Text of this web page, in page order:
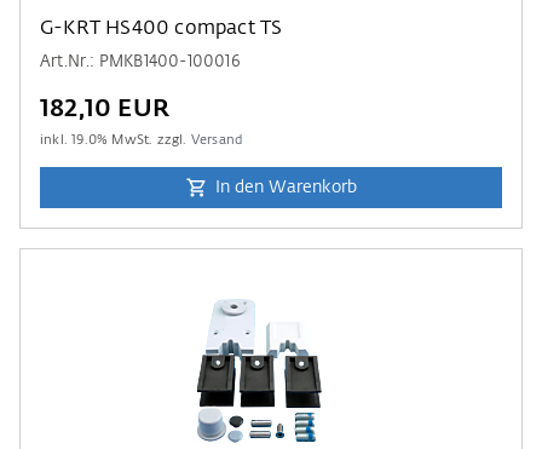
G-KRT HS400 compact TS
Art.Nr.: PMKB1400-100016
182,10 EUR
inkl.19.0% MwSt. zzgl. Versand
In den Warenkorb